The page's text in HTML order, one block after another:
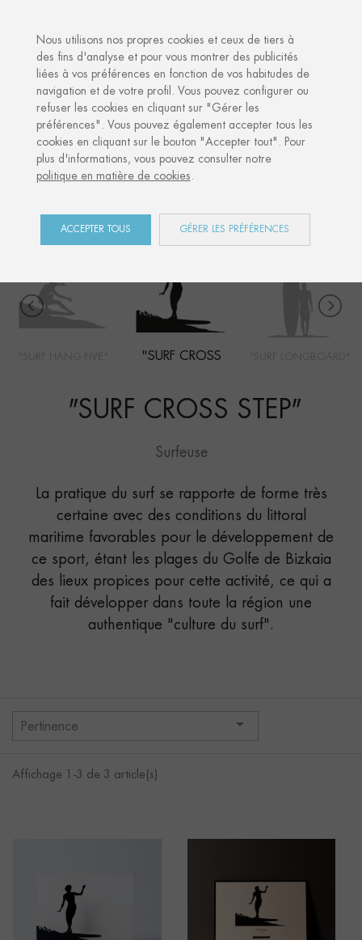
Accueil Shop Côte Basque Surf cross step
CÔTE BASQUE
"SURF CROSS
"SURF CROSS STEP"
Surfeuse
La pratique du surf se rapporte de forme très
certaine avec des conditions du littoral
maritime favorables pour le développement de
ce sport, étant les plages du Golfe de Bizkaia
des lieux propices pour cette activité, ce qui a
fait développer dans toute la région une
authentique "culture du surf".
Pertinence 
Affichage 1-3 de 3 article(s)
Nous utilisons nos propres cookies et ceux de tiers à
des fins d'analyse et pour vous montrer des publicités
liées à vos préférences en fonction de vos habitudes de
navigation et de votre profil. Vous pouvez configurer ou
refuser les cookies en cliquant sur "Gérer les
préférences". Vous pouvez également accepter tous les
cookies en cliquant sur le bouton "Accepter tout". Pour
plus d'informations, vous pouvez consulter notre
politique en matière de cookies.
ACCEPTER TOUS GÉRER LES PRÉFÉRENCES